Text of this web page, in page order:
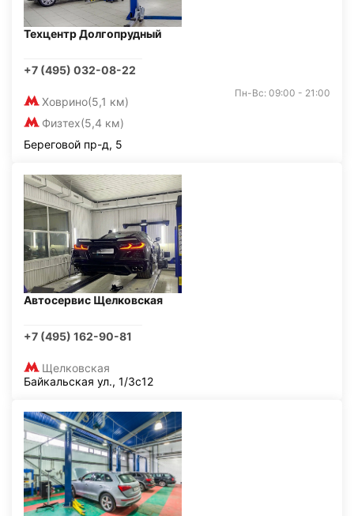
Техцентр Долгопрудный
+7 (495) 032-08-22
Ховрино(5,1 км)
Физтех(5,4 км)
Пн-Вс: 09:00 - 21:00
Береговой пр-д, 5
Автосервис Щелковская
+7 (495) 162-90-81
Щелковская
Байкальская ул., 1/3с12